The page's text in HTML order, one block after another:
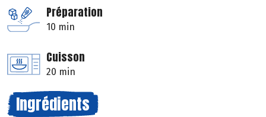
Préparation
10 min
Cuisson
20 min
Ingrédients